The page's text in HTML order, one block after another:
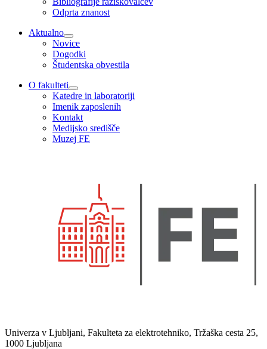
Odprta znanost
Aktualno
Novice
Dogodki
Študentska obvestila
O fakulteti
Katedre in laboratoriji
Imenik zaposlenih
Kontakt
Medijsko središče
Muzej FE
Univerza v Ljubljani, Fakulteta za elektrotehniko, Tržaška cesta 25,
1000 Ljubljana